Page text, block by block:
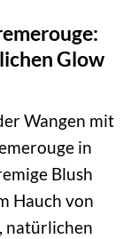
Glow
Wangen mit
in
Blush
Hauch von
natürlichen